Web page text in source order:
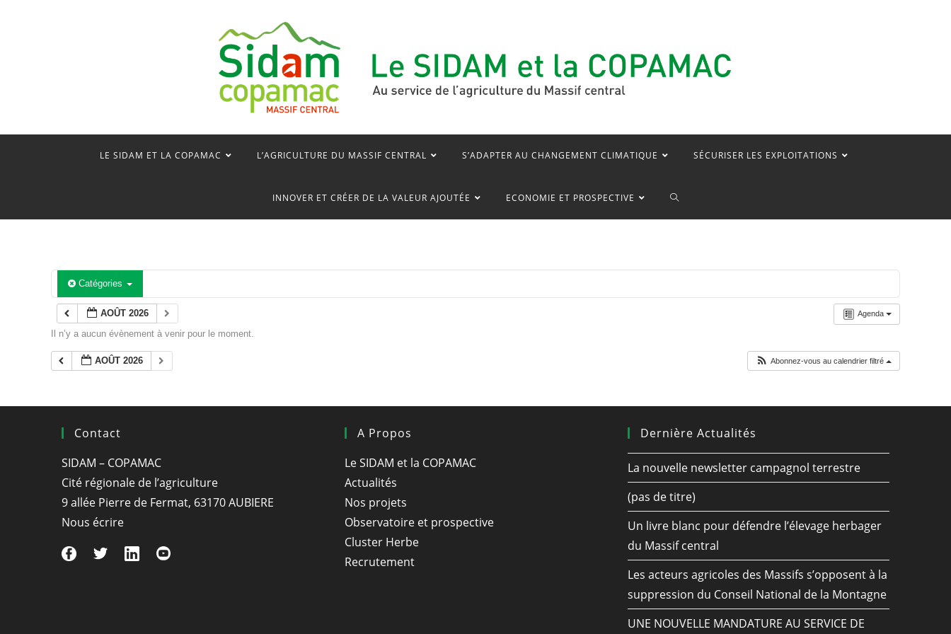
LE SIDAM ET LA COPAMAC L’AGRICULTURE DU MASSIF CENTRAL S’ADAPTER AU CHANGEMENT CLIMATIQUE SÉCURISER LES EXPLOITATIONS
INNOVER ET CRÉER DE LA VALEUR AJOUTÉE ECONOMIE ET PROSPECTIVE TOGGLE
Catégories
Agenda
AOÛT 2026
Il n’y a aucun évènement à venir pour le moment.
AOÛT 2026 Abonnez-vous au calendrier filtré
Contact
SIDAM – COPAMAC
Cité régionale de l’agriculture
9 allée Pierre de Fermat, 63170 AUBIERE
Nous écrire
A Propos
Le SIDAM et la COPAMAC
Actualités
Nos projets
Observatoire et prospective
Cluster Herbe
Recrutement
Dernière Actualités
La nouvelle newsletter campagnol terrestre
(pas de titre)
Un livre blanc pour défendre l’élevage herbager
du Massif central
Les acteurs agricoles des Massifs s’opposent à la
suppression du Conseil National de la Montagne
UNE NOUVELLE MANDATURE AU SERVICE DE